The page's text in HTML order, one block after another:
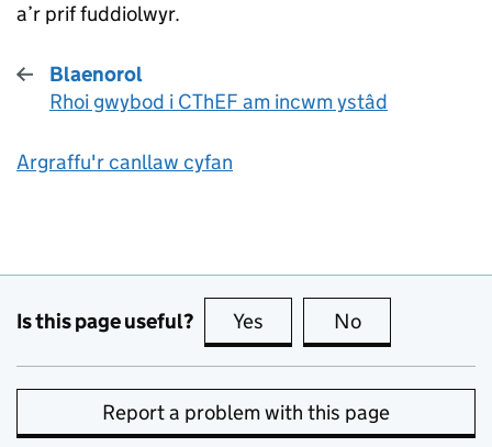
a’r prif fuddiolwyr.
Blaenorol
:
Rhoi gwybod i CThEF am incwm ystâd
Argraffu'r canllaw cyfan
Is this page useful? Yes this page is useful
No
Report a problem with this page